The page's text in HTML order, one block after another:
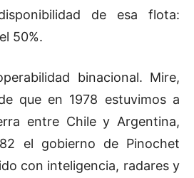
de esa flota:
50%.
binacional. Mire,
que en 1978 estuvimos a
entre Chile y Argentina,
el gobierno de Pinochet
con inteligencia, radares y